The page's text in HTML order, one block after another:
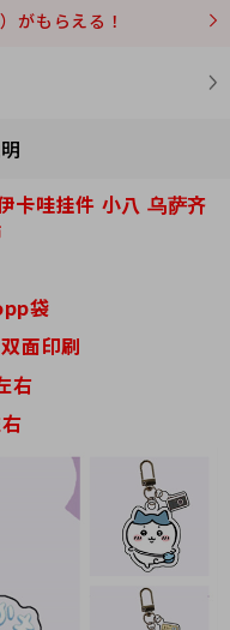
がもらえる！
哇挂件 小八 乌萨齐
袋
面印刷
右